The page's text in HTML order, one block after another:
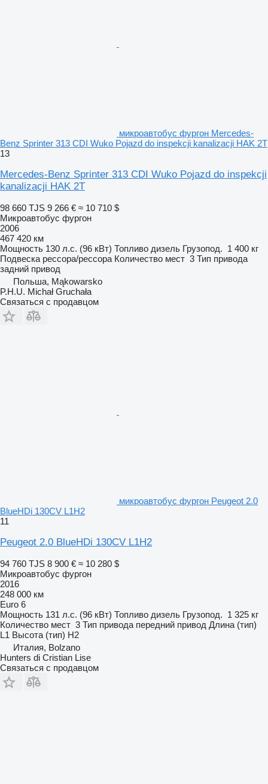
микроавтобус фургон Mercedes-
Benz Sprinter 313 CDI Wuko Pojazd do inspekcji kanalizacji HAK 2T
13
Mercedes-Benz Sprinter 313 CDI Wuko Pojazd do inspekcji
kanalizacji HAK 2T
98 660 TJS 9 266 € ≈ 10 710 $
Микроавтобус фургон
2006
467 420 км
Мощность 130 л.с. (96 кВт) Топливо дизель Грузопод. 1 400 кг
Подвеска рессора/рессора Количество мест 3 Тип привода
задний привод
Польша, Mąkowarsko
P.H.U. Michał Gruchała
Связаться с продавцом
микроавтобус фургон Peugeot 2.0
BlueHDi 130CV L1H2
11
Peugeot 2.0 BlueHDi 130CV L1H2
94 760 TJS 8 900 € ≈ 10 280 $
Микроавтобус фургон
2016
248 000 км
Euro 6
Мощность 131 л.с. (96 кВт) Топливо дизель Грузопод. 1 325 кг
Количество мест 3 Тип привода передний привод Длина (тип)
L1 Высота (тип) H2
Италия, Bolzano
Hunters di Cristian Lise
Связаться с продавцом